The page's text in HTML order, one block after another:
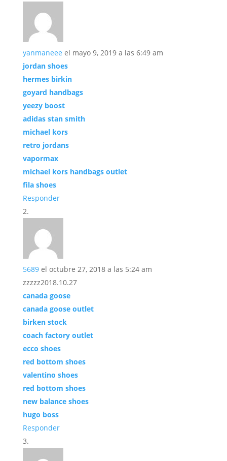
yanmaneee el mayo 9, 2019 a las 6:49 am
jordan shoes
hermes birkin
goyard handbags
yeezy boost
adidas stan smith
michael kors
retro jordans
vapormax
michael kors handbags outlet
fila shoes
Responder
5689 el octubre 27, 2018 a las 5:24 am
zzzzz2018.10.27
canada goose
canada goose outlet
birken stock
coach factory outlet
ecco shoes
red bottom shoes
valentino shoes
red bottom shoes
new balance shoes
hugo boss
Responder